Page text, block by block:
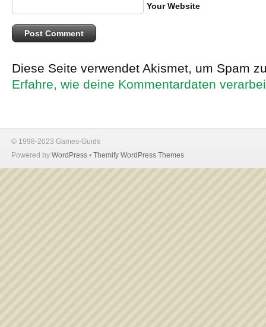
Your Website
Diese Seite verwendet Akismet, um Spam
Erfahre, wie deine Kommentardaten
© 1998-2023 Games-Guide
Powered by WordPress • Themify WordPress Themes